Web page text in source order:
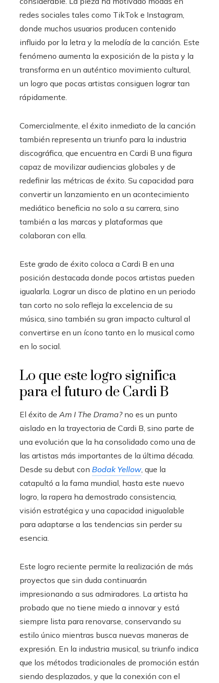
redes sociales tales como TikTok e Instagram,
donde muchos usuarios producen contenido
influido por la letra y la melodía de la canción. Este
fenómeno aumenta la exposición de la pista y la
transforma en un auténtico movimiento cultural,
un logro que pocas artistas consiguen lograr tan
rápidamente.
Comercialmente, el éxito inmediato de la canción
también representa un triunfo para la industria
discográfica, que encuentra en Cardi B una figura
capaz de movilizar audiencias globales y de
redefinir las métricas de éxito. Su capacidad para
convertir un lanzamiento en un acontecimiento
mediático beneficia no solo a su carrera, sino
también a las marcas y plataformas que
colaboran con ella.
Este grado de éxito coloca a Cardi B en una
posición destacada donde pocos artistas pueden
igualarla. Lograr un disco de platino en un periodo
tan corto no solo refleja la excelencia de su
música, sino también su gran impacto cultural al
convertirse en un ícono tanto en lo musical como
en lo social.
Lo que este logro significa
para el futuro de Cardi B
El éxito de Am I The Drama?no es un punto
aislado en la trayectoria de Cardi B, sino parte de
una evolución que la ha consolidado como una de
las artistas más importantes de la última década.
Desde su debut con Bodak Yellow, que la
catapultó a la fama mundial, hasta este nuevo
logro, la rapera ha demostrado consistencia,
visión estratégica y una capacidad inigualable
para adaptarse a las tendencias sin perder su
esencia.
Este logro reciente permite la realización de más
proyectos que sin duda continuarán
impresionando a sus admiradores. La artista ha
probado que no tiene miedo a innovar y está
siempre lista para renovarse, conservando su
estilo único mientras busca nuevas maneras de
expresión. En la industria musical, su triunfo indica
que los métodos tradicionales de promoción están
siendo desplazados, y que la conexión con el